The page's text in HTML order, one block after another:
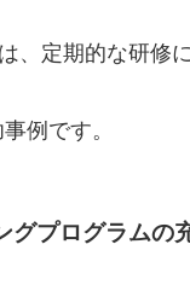
、定期的な研修
例です。
グプログラムの